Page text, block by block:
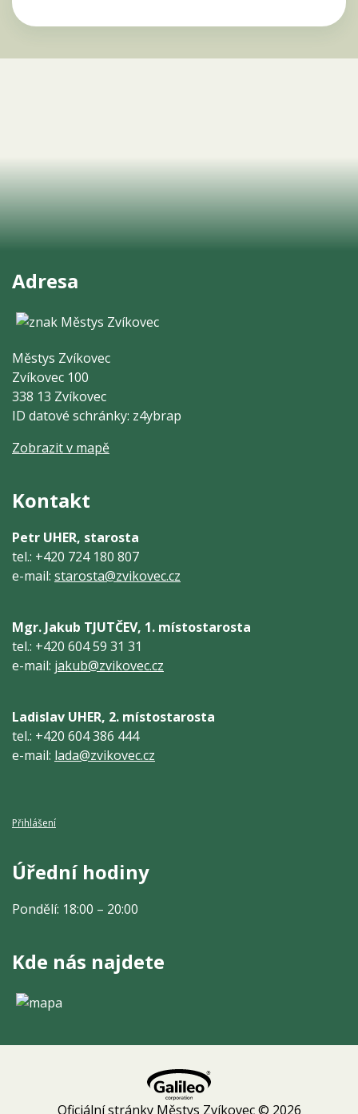
Adresa
Městys Zvíkovec
Zvíkovec 100
338 13 Zvíkovec
ID datové schránky: z4ybrap
Zobrazit v mapě
Kontakt
Petr UHER, starosta
tel.: +420 724 180 807
e-mail: starosta@zvikovec.cz
Mgr. Jakub TJUTČEV, 1. místostarosta
tel.: +420 604 59 31 31
e-mail: jakub@zvikovec.cz
Ladislav UHER, 2. místostarosta
tel.: +420 604 386 444
e-mail: lada@zvikovec.cz
Přihlášení
Úřední hodiny
Pondělí: 18:00 – 20:00
Kde nás najdete
Oficiální stránky Městys Zvíkovec © 2026